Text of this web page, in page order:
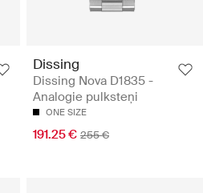
Dissing
Dissing Nova D1835 -
Analogie pulksteņi
ONE SIZE
191.25 € 255 €